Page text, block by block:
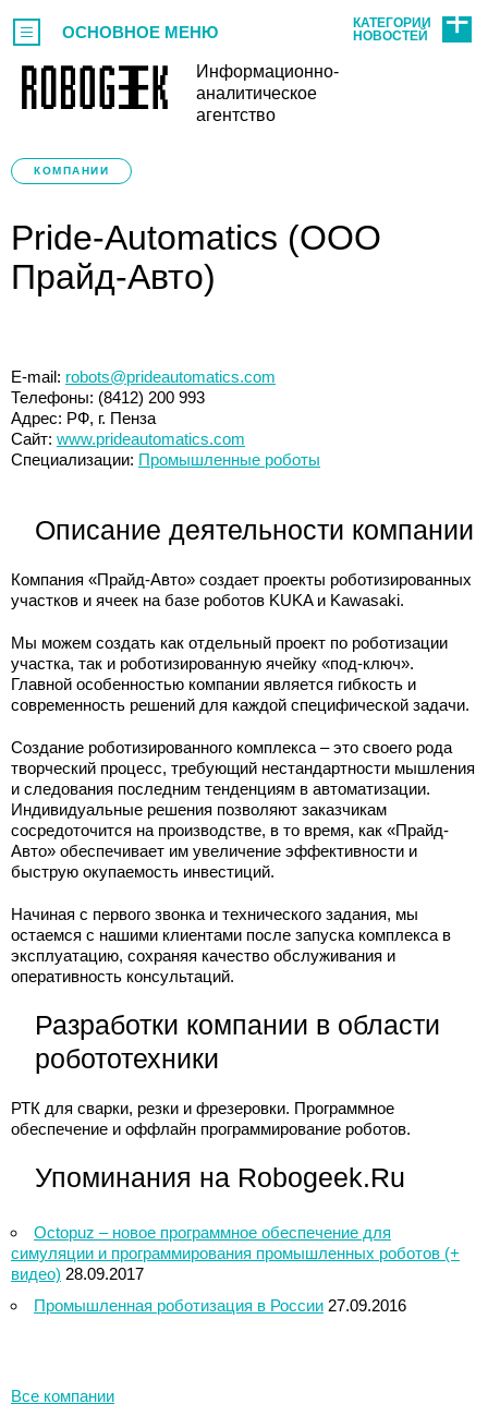
Информационно-
аналитическое
агентство
ОСНОВНОЕ МЕНЮ
КАТЕГОРИИ
НОВОСТЕЙ
КОМПАНИИ
Pride-Automatics (ООО
Прайд-Авто)
E-mail: robots@prideautomatics.com
Телефоны: (8412) 200 993
Адрес: РФ, г. Пенза
Сайт: www.prideautomatics.com
Специализации: Промышленные роботы
Описание деятельности компании
Компания «Прайд-Авто» создает проекты роботизированных
участков и ячеек на базе роботов KUKA и Kawasaki.
Мы можем создать как отдельный проект по роботизации
участка, так и роботизированную ячейку «под-ключ».
Главной особенностью компании является гибкость и
современность решений для каждой специфической задачи.
Создание роботизированного комплекса – это своего рода
творческий процесс, требующий нестандартности мышления
и следования последним тенденциям в автоматизации.
Индивидуальные решения позволяют заказчикам
сосредоточится на производстве, в то время, как «Прайд-
Авто» обеспечивает им увеличение эффективности и
быструю окупаемость инвестиций.
Начиная с первого звонка и технического задания, мы
остаемся с нашими клиентами после запуска комплекса в
эксплуатацию, сохраняя качество обслуживания и
оперативность консультаций.
Разработки компании в области
робототехники
РТК для сварки, резки и фрезеровки. Программное
обеспечение и оффлайн программирование роботов.
Упоминания на Robogeek.Ru
Octopuz – новое программное обеспечение для
симуляции и программирования промышленных роботов (+
видео) 28.09.2017
Промышленная роботизация в России 27.09.2016
Все компании